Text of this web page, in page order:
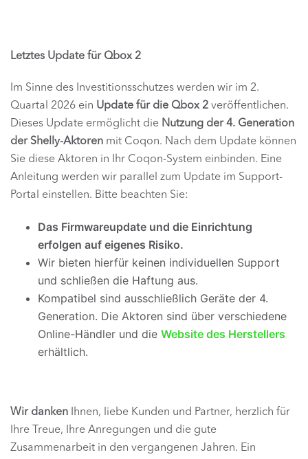
Letztes Update für Qbox 2
Im Sinne des Investitionsschutzes werden wir im 2.
Quartal 2026 ein Update für die Qbox 2 veröffentlichen.
Dieses Update ermöglicht die Nutzung der 4. Generation
der Shelly-Aktoren mit Coqon. Nach dem Update können
Sie diese Aktoren in Ihr Coqon-System einbinden. Eine
Anleitung werden wir parallel zum Update im Support-
Portal einstellen. Bitte beachten Sie:
Das Firmwareupdate und die Einrichtung
erfolgen auf eigenes Risiko.
Wir bieten hierfür keinen individuellen Support
und schließen die Haftung aus.
Kompatibel sind ausschließlich Geräte der 4.
Generation. Die Aktoren sind über verschiedene
Online-Händler und die Website des Herstellers
erhältlich.
Wir danken Ihnen, liebe Kunden und Partner, herzlich für
Ihre Treue, Ihre Anregungen und die gute
Zusammenarbeit in den vergangenen Jahren. Ein